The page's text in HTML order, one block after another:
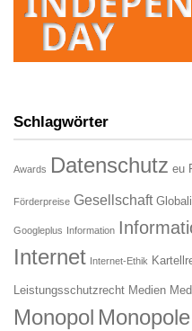
Schlagwörter
Awards Datenschutz eu
Förderpreise Gesellschaft
Googleplus Information
Internet Internet-Ethik
Leistungsschutzrecht Medien
Monopol Monopole